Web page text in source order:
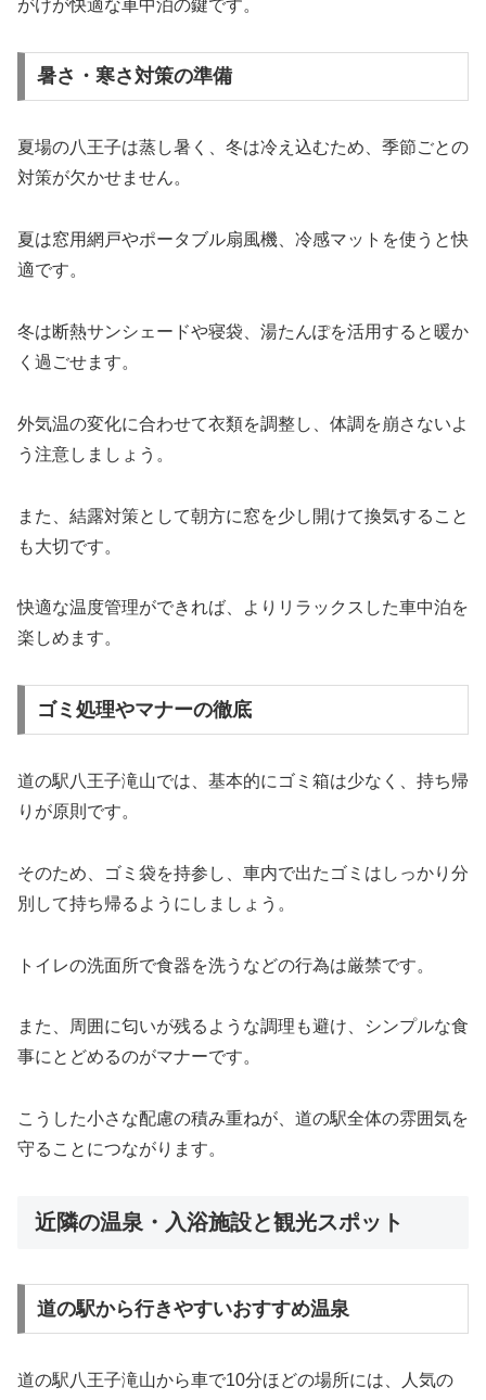
がけが快適な車中泊の鍵です。
暑さ・寒さ対策の準備
夏場の八王子は蒸し暑く、冬は冷え込むため、季節ごとの
対策が欠かせません。
夏は窓用網戸やポータブル扇風機、冷感マットを使うと快
適です。
冬は断熱サンシェードや寝袋、湯たんぽを活用すると暖か
く過ごせます。
外気温の変化に合わせて衣類を調整し、体調を崩さないよ
う注意しましょう。
また、結露対策として朝方に窓を少し開けて換気すること
も大切です。
快適な温度管理ができれば、よりリラックスした車中泊を
楽しめます。
ゴミ処理やマナーの徹底
道の駅八王子滝山では、基本的にゴミ箱は少なく、持ち帰
りが原則です。
そのため、ゴミ袋を持参し、車内で出たゴミはしっかり分
別して持ち帰るようにしましょう。
トイレの洗面所で食器を洗うなどの行為は厳禁です。
また、周囲に匂いが残るような調理も避け、シンプルな食
事にとどめるのがマナーです。
こうした小さな配慮の積み重ねが、道の駅全体の雰囲気を
守ることにつながります。
近隣の温泉・入浴施設と観光スポット
道の駅から行きやすいおすすめ温泉
道の駅八王子滝山から車で10分ほどの場所には、人気の